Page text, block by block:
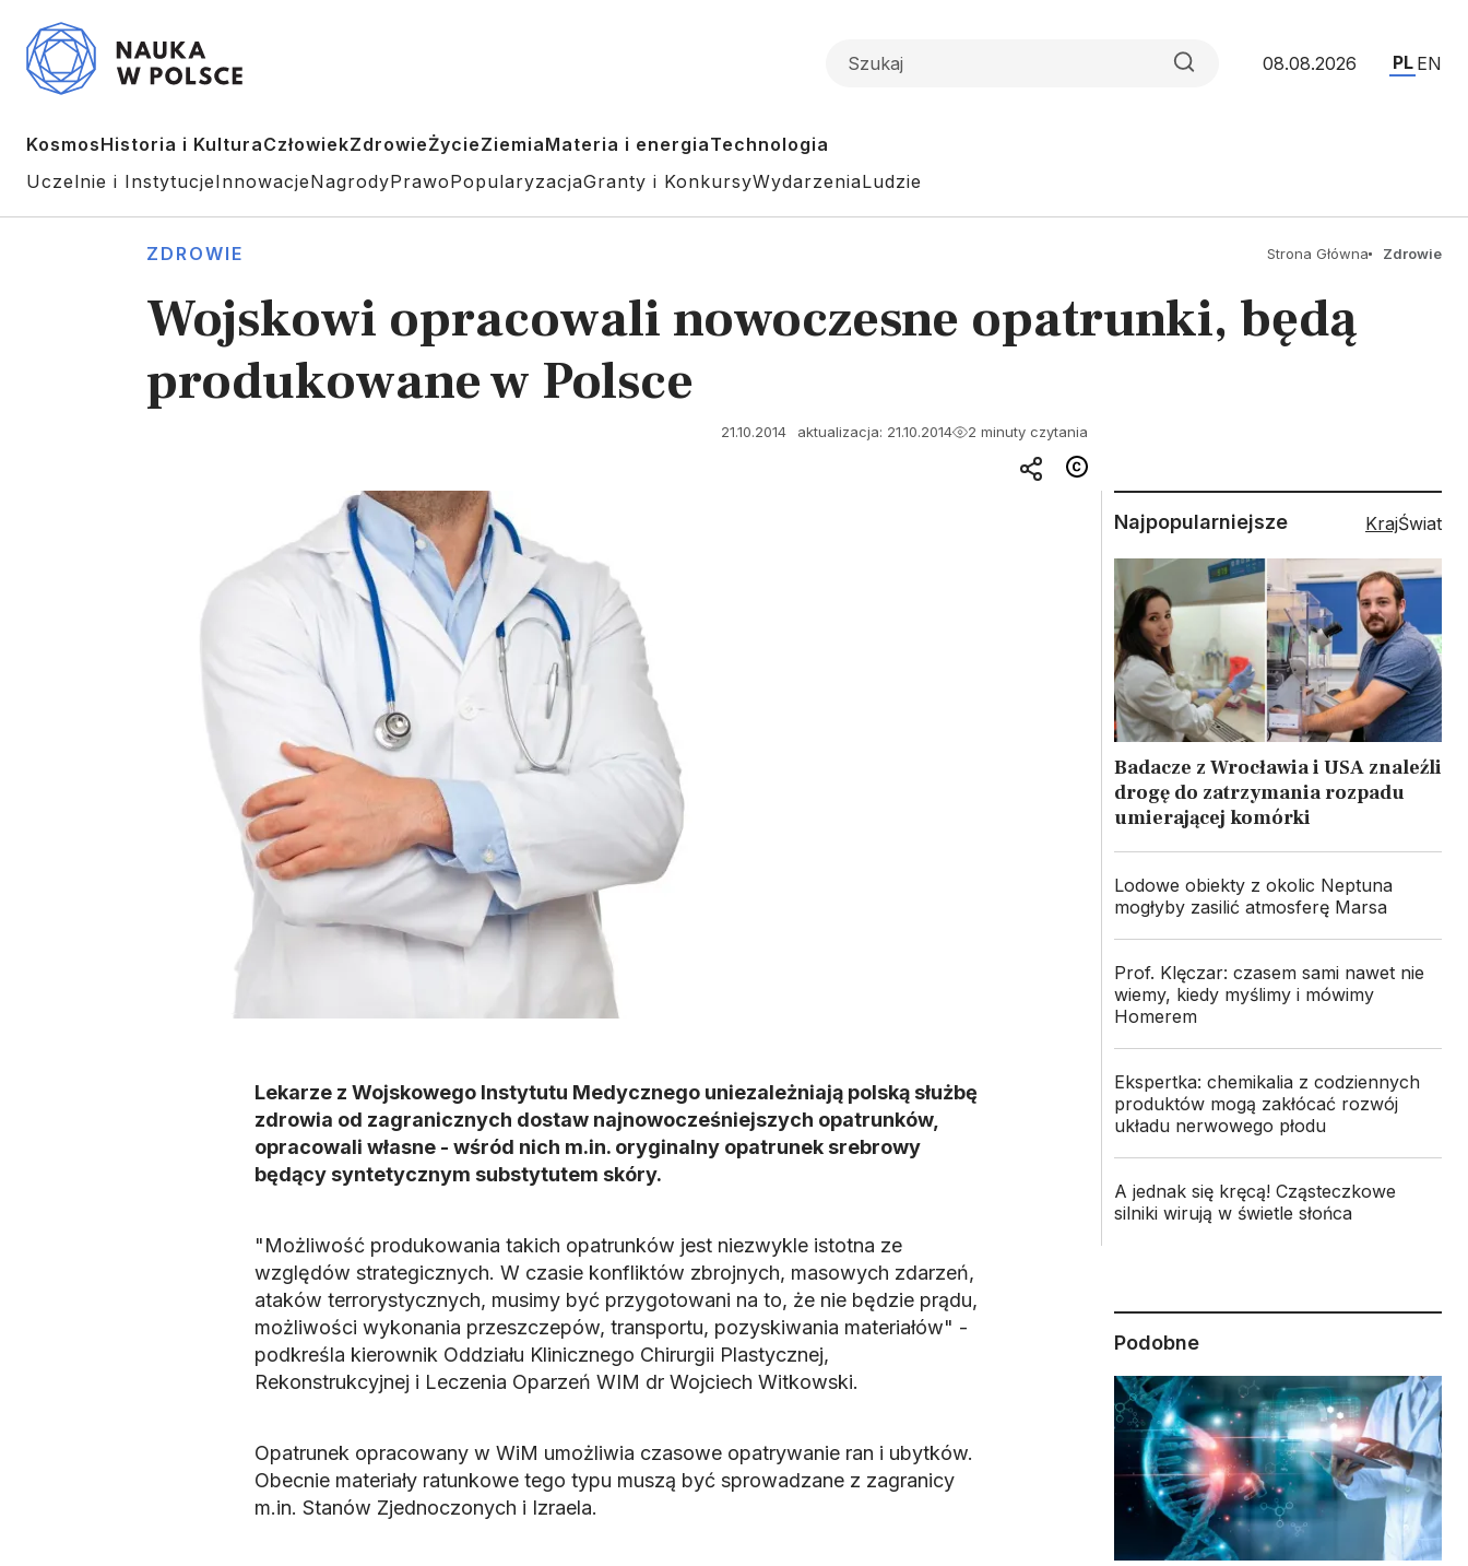
08.08.2026 PL EN
KosmosHistoria i KulturaCzłowiekZdrowieŻycieZiemiaMateria i energiaTechnologia
Uczelnie i InstytucjeInnowacjeNagrodyPrawoPopularyzacjaGranty i KonkursyWydarzeniaLudzie
ZDROWIE Strona Główna Zdrowie
Wojskowi opracowali nowoczesne opatrunki, będą
produkowane w Polsce
21.10.2014 aktualizacja: 21.10.2014 2 minuty czytania
Lekarze z Wojskowego Instytutu Medycznego uniezależniają polską służbę
zdrowia od zagranicznych dostaw najnowocześniejszych opatrunków,
opracowali własne - wśród nich m.in. oryginalny opatrunek srebrowy
będący syntetycznym substytutem skóry.
"Możliwość produkowania takich opatrunków jest niezwykle istotna ze
względów strategicznych. W czasie konfliktów zbrojnych, masowych zdarzeń,
ataków terrorystycznych, musimy być przygotowani na to, że nie będzie prądu,
możliwości wykonania przeszczepów, transportu, pozyskiwania materiałów" -
podkreśla kierownik Oddziału Klinicznego Chirurgii Plastycznej,
Rekonstrukcyjnej i Leczenia Oparzeń WIM dr Wojciech Witkowski.
Opatrunek opracowany w WiM umożliwia czasowe opatrywanie ran i ubytków.
Obecnie materiały ratunkowe tego typu muszą być sprowadzane z zagranicy
m.in. Stanów Zjednoczonych i Izraela.
Najpopularniejsze KrajŚwiat
Badacze z Wrocławia i USA znaleźli
drogę do zatrzymania rozpadu
umierającej komórki
Lodowe obiekty z okolic Neptuna
mogłyby zasilić atmosferę Marsa
Prof. Klęczar: czasem sami nawet nie
wiemy, kiedy myślimy i mówimy
Homerem
Ekspertka: chemikalia z codziennych
produktów mogą zakłócać rozwój
układu nerwowego płodu
A jednak się kręcą! Cząsteczkowe
silniki wirują w świetle słońca
Podobne